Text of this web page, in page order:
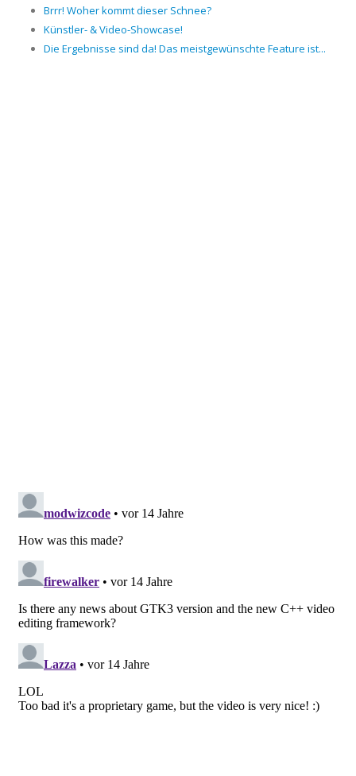
Brrr! Woher kommt dieser Schnee?
Künstler- & Video-Showcase!
Die Ergebnisse sind da! Das meistgewünschte Feature ist...